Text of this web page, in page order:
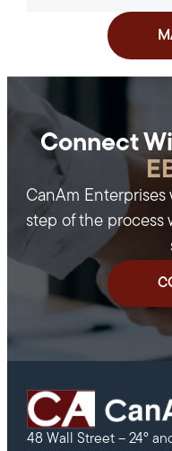
Connect
CanAm
step of the process
48 Wall Street – 24º